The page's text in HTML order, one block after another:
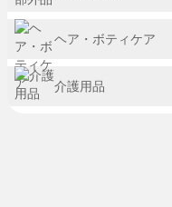
ヘア・ボティケア
介護用品